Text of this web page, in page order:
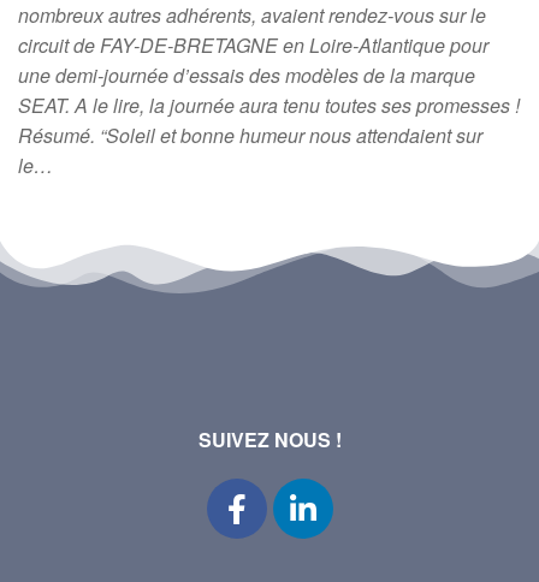
nombreux autres adhérents, avaient rendez-vous sur le
circuit de FAY-DE-BRETAGNE en Loire-Atlantique pour
une demi-journée d’essais des modèles de la marque
SEAT. A le lire, la journée aura tenu toutes ses promesses !
Résumé. “Soleil et bonne humeur nous attendaient sur
le…
SUIVEZ NOUS !